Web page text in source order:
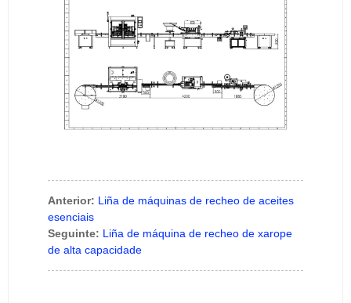
Anterior: Liña de máquinas de recheo de aceites
esenciais
Seguinte: Liña de máquina de recheo de xarope
de alta capacidade